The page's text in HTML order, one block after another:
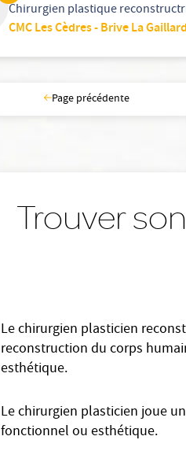
Chirurgien plastique
CMC Les Cèdres - Brive La
Page précédente
Trouver
Le chirurgien plasticien
reconstruction du corps
esthétique.
Le chirurgien plasticien joue
fonctionnel ou esthétique.